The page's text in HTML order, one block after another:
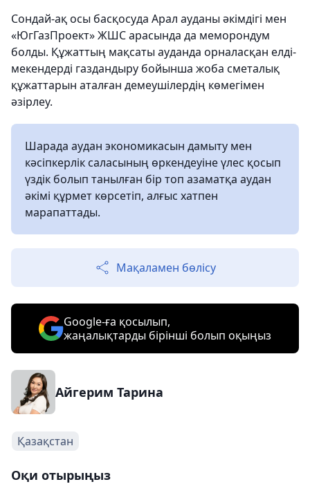
Сондай-ақ осы басқосуда Арал ауданы әкімдігі мен
«ЮгГазПроект» ЖШС арасында да меморондум
болды. Құжаттың мақсаты ауданда орналасқан елді-
мекендерді газдандыру бойынша жоба сметалық
құжаттарын аталған демеушілердің көмегімен
әзірлеу.
Шарада аудан экономикасын дамыту мен
кәсіпкерлік саласының өркендеуіне үлес қосып
үздік болып танылған бір топ азаматқа аудан
әкімі құрмет көрсетіп, алғыс хатпен
марапаттады.
Мақаламен бөлісу
Google-ға қосылып,
жаңалықтарды бірінші болып оқыңыз
Айгерим Тарина
Қазақстан
Оқи отырыңыз